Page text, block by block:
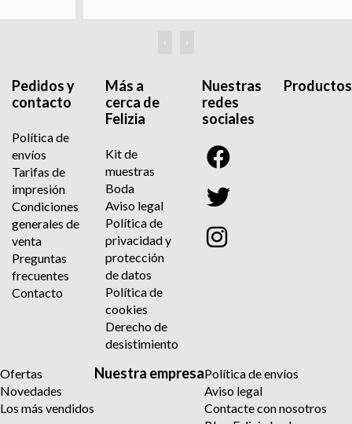
‹ ›
Pedidos y
contacto
Política de
envíos
Tarifas de
impresión
Condiciones
generales de
venta
Preguntas
frecuentes
Contacto
Más a
cerca de
Felizia
Kit de
muestras
Boda
Aviso legal
Política de
privacidad y
protección
de datos
Política de
cookies
Derecho de
desistimiento
Nuestras
redes
sociales
Productos
Ofertas
Novedades
Los más vendidos
Nuestra empresaPolítica de envíos
Aviso legal
Contacte con nosotros